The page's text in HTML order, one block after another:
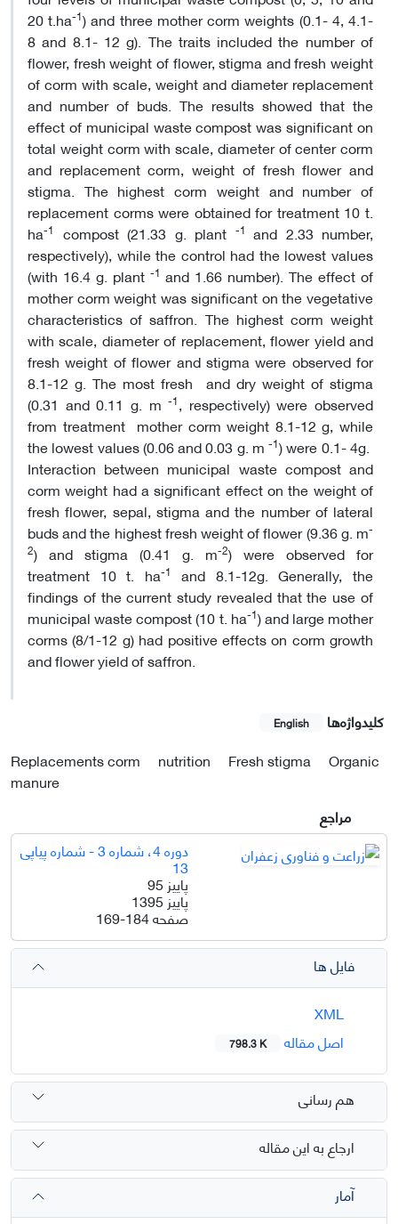
20 t.ha-1) and three mother corm weights (0.1- 4, 4.1-
8 and 8.1- 12 g). The traits included the number of
flower, fresh weight of flower, stigma and fresh weight
of corm with scale, weight and diameter replacement
and number of buds. The results showed that the
effect of municipal waste compost was significant on
total weight corm with scale, diameter of center corm
and replacement corm, weight of fresh flower and
stigma. The highest corm weight and number of
replacement corms were obtained for treatment 10 t.
ha-1 compost (21.33 g. plant -1 and 2.33 number,
respectively), while the control had the lowest values
(with 16.4 g. plant -1 and 1.66 number). The effect of
mother corm weight was significant on the vegetative
characteristics of saffron. The highest corm weight
with scale, diameter of replacement, flower yield and
fresh weight of flower and stigma were observed for
8.1-12 g. The most fresh and dry weight of stigma
(0.31 and 0.11 g. m-1, respectively) were observed
from treatment mother corm weight 8.1-12 g, while
the lowest values (0.06 and 0.03 g. m-1) were 0.1- 4g.
Interaction between municipal waste compost and
corm weight had a significant effect on the weight of
fresh flower, sepal, stigma and the number of lateral
buds and the highest fresh weight of flower (9.36 g. m-
2) and stigma (0.41 g. m-2) were observed for
treatment 10 t. ha-1 and 8.1-12g. Generally, the
findings of the current study revealed that the use of
municipal waste compost (10 t. ha-1) and large mother
corms (8/1-12 g) had positive effects on corm growth
and flower yield of saffron.
کلیدواژه‌ها English
Replacements corm nutrition Fresh stigma
Organic
manure
مراجع
دوره 4، شماره 3 - شماره پیاپی
13
پاییز 95
پاییز 1395
صفحه169-184
فایل ها
اصل مقاله
798.3 K
هم رسانی
ارجاع به این مقاله
آمار